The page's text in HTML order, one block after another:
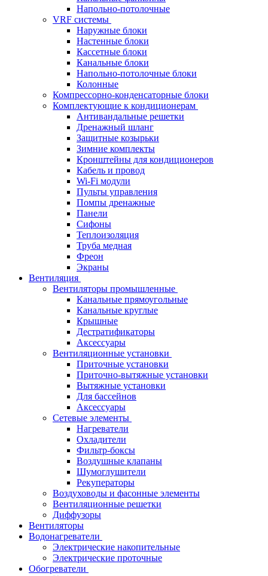
Напольно-потолочные
VRF системы
Наружные блоки
Настенные блоки
Кассетные блоки
Канальные блоки
Напольно-потолочные блоки
Колонные
Компрессорно-конденсаторные блоки
Комплектующие к кондиционерам
Антивандальные решетки
Дренажный шланг
Защитные козырьки
Зимние комплекты
Кронштейны для кондиционеров
Кабель и провод
Wi-Fi модули
Пульты управления
Помпы дренажные
Панели
Сифоны
Теплоизоляция
Труба медная
Фреон
Экраны
Вентиляция
Вентиляторы промышленные
Канальные прямоугольные
Канальные круглые
Крышные
Дестратификаторы
Аксессуары
Вентиляционные установки
Приточные установки
Приточно-вытяжные установки
Вытяжные установки
Для бассейнов
Аксессуары
Сетевые элементы
Нагреватели
Охладители
Фильтр-боксы
Воздушные клапаны
Шумоглушители
Рекуператоры
Воздуховоды и фасонные элементы
Вентиляционные решетки
Диффузоры
Вентиляторы
Водонагреватели
Электрические накопительные
Электрические проточные
Обогреватели